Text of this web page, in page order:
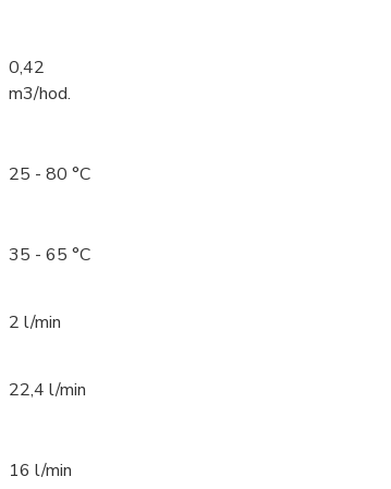
0,42
m3/hod.
25 - 80 °C
35 - 65 °C
2 l/min
22,4 l/min
16 l/min